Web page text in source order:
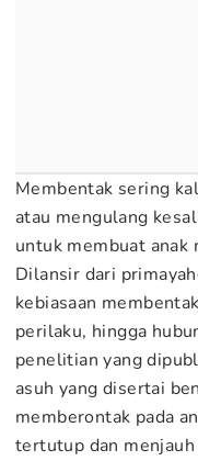
Membentak sering
atau mengulang
untuk membuat anak
Dilansir dari
kebiasaan
perilaku, hingga
penelitian yang
asuh yang disertai
memberontak pada
tertutup dan